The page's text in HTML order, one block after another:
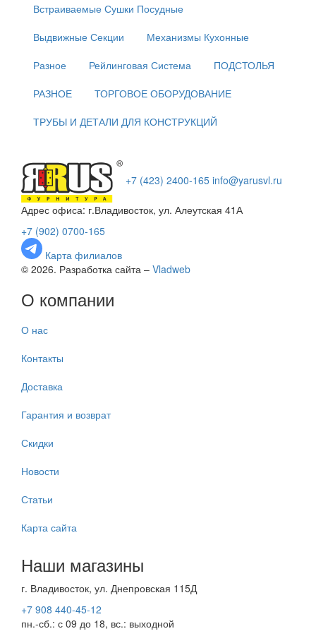
Встраиваемые Сушки Посудные
Выдвижные Секции
Механизмы Кухонные
Разное
Рейлинговая Система
ПОДСТОЛЬЯ
РАЗНОЕ
ТОРГОВОЕ ОБОРУДОВАНИЕ
ТРУБЫ И ДЕТАЛИ ДЛЯ КОНСТРУКЦИЙ
+7 (423) 2400-165 info@yarusvl.ru
Адрес офиса: г.Владивосток, ул. Алеутская 41А
+7 (902) 0700-165
Карта филиалов
© 2026. Разработка сайта – Vladweb
О компании
О нас
Контакты
Доставка
Гарантия и возврат
Скидки
Новости
Статьи
Карта сайта
Наши магазины
г. Владивосток, ул. Днепровская 115Д
+7 908 440-45-12
пн.-сб.: с 09 до 18, вс.: выходной